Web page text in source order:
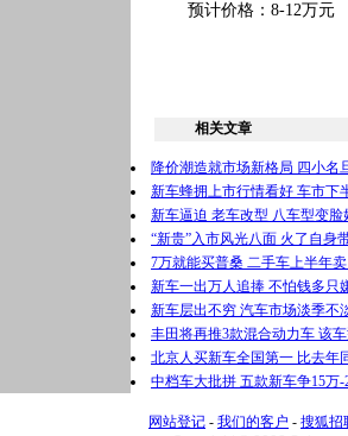
预计价格：8-12万元
相关文章
降价潮造就市场新格局 四小名
新车蜂拥上市行情看好 车市下
新车逼迫 老车改型 八车型变脸
“新贵”入市风光八面 火了自身
7万就能买普桑 二手车上半年卖
新车一出万人追捧 不怕钱多只
新车层出不穷 汽车市场淡季不
丰田将再推3款混合动力车 该
北京人买新车全国第一 比去年
中档车大批拼 五款新车争15万-
网站登记 - 我们的客户 - 搜狐招